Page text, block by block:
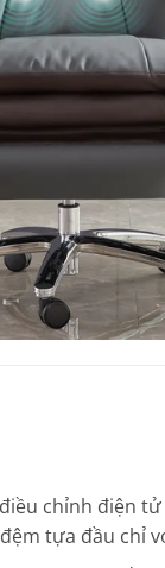
chỉnh điện
tựa đầu chỉ